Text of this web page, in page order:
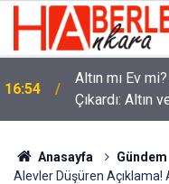
16:54
Altın mı Ev
Çıkardı: Altın
Anasayfa Gündem
Alevler Düşüren Açıklama!